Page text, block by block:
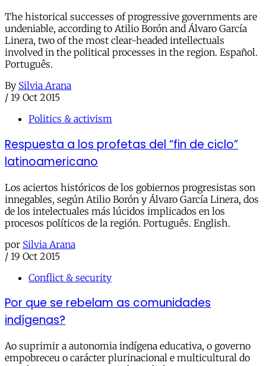
The historical successes of progressive governments are
undeniable, according to Atilio Borón and Álvaro García
Linera, two of the most clear-headed intellectuals
involved in the political processes in the region. Español.
Português.
By Silvia Arana
/ 19 Oct 2015
Politics & activism
Respuesta a los profetas del “fin de ciclo”
latinoamericano
Los aciertos históricos de los gobiernos progresistas son
innegables, según Atilio Borón y Álvaro García Linera, dos
de los intelectuales más lúcidos implicados en los
procesos políticos de la región. Português. English.
por Silvia Arana
/ 19 Oct 2015
Conflict & security
Por que se rebelam as comunidades
indígenas?
Ao suprimir a autonomia indígena educativa, o governo
empobreceu o carácter plurinacional e multicultural do